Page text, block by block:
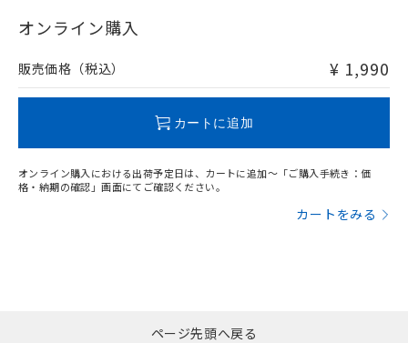
在庫等で未対応品が混在する可能性があります。
問い合わせください。
オンライン購入
販売価格（税込） ¥ 1,990
カートに追加
オンライン購入における出荷予定日は、カートに追加～「ご購入手続き：価
格・納期の確認」画面にてご確認ください。
カートをみる
ページ先頭へ戻る